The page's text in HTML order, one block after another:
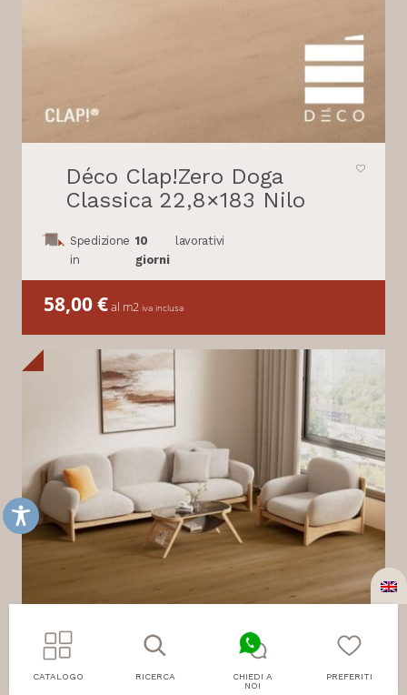
Déco Clap!Zero Doga
Classica 22,8×183 Nilo
Spedizione
in
10
giorni
lavorativi
58,00€al m2 iva inclusa
CATALOGO RICERCA
CHIEDI A
NOI
PREFERITI